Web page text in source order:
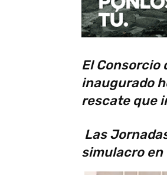
El Consorcio
inaugurado
rescate que
Las
simulacro en